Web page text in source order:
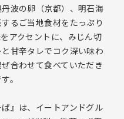
波の卵（京都）、明石海
るご当地食材をたっぷり
アクセントに、みじん切
甘辛タレでコク深い味わ
合わせて食べていただき
。
』は、イートアンドグル